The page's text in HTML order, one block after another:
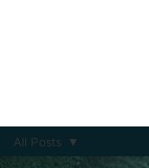
All Posts